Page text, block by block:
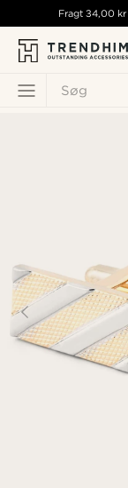
Søg
Fragt34,00 kr